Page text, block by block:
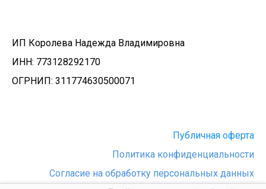
ИП Королева Надежда Владимировна
ИНН: 773128292170
ОГРНИП: 311774630500071
Публичная оферта
Политика конфиденциальности
Согласие на обработку персональных данных